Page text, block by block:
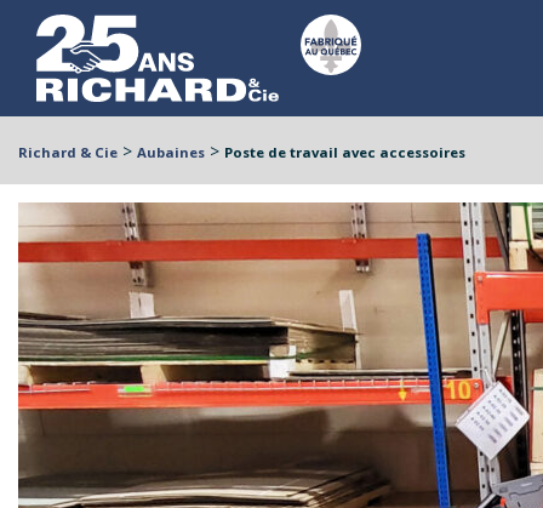
Richard & Cie > Aubaines > Poste de travail avec accessoires